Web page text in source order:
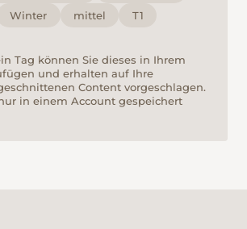
Winter mittel T1
Tag können Sie dieses in Ihrem
und erhalten auf Ihre
Content vorgeschlagen.
in einem Account gespeichert